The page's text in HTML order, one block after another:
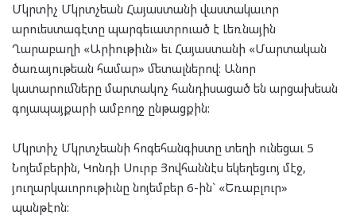
Մկրտիչ Մկրտչեան Հայաստանի վաստակաւոր
արուեստագէտը պարգեւատրուած է Լեռնային
Ղարաբաղի «Արիութիւն» եւ Հայաստանի «Մարտական
ծառայութեան համար» մետալներով: Անոր
կատարումները մարտակոչ հանդիսացած են արցախեան
գոյապայքարի ամբողջ ընթացքին:
Մկրտիչ Մկրտչեանի հոգեհանգիստը տեղի ունեցաւ 5
Նոյեմբերին, Կոնդի Սուրբ Յովհաննէս եկեղեցւոյ մէջ,
յուղարկաւորութիւնը նոյեմբեր 6-ին` «Եռաբլուր»
պանթէոն: